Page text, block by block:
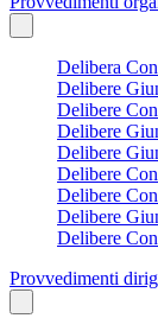
Delibera
Delibere
Delibere
Delibere
Delibere
Delibere
Delibere
Delibere
Delibere
Provvedimenti